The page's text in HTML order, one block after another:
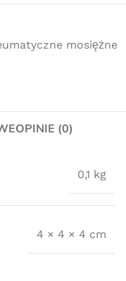
mosiężne
OPINIE (0)
0,1 kg
4 × 4 × 4 cm